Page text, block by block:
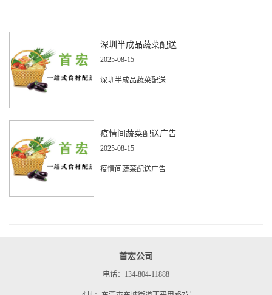
深圳半成品蔬菜配送
2025-08-15
深圳半成品蔬菜配送
疫情间蔬菜配送广告
2025-08-15
疫情间蔬菜配送广告
首宏公司
电话：134-804-11888